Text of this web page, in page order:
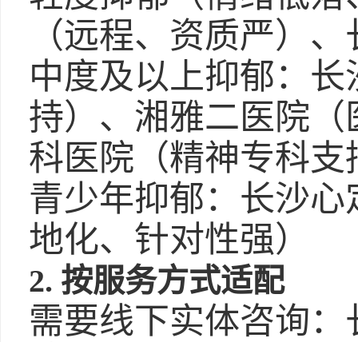
（远程、资质严）
中度及以上抑郁：
持）、湘雅二医院
科医院（精神专科支
青少年抑郁：长沙
地化、针对性强）
2. 按服务方式适配
需要线下实体咨询